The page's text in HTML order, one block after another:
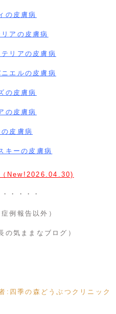
の皮膚病
アの皮膚病
リアの皮膚病
エルの皮膚病
の皮膚病
の皮膚病
皮膚病
キーの皮膚病
（New!2026.04.30)
・・・・
症例報告以外）
の気ままなブログ）
: 四季の森どうぶつクリニック